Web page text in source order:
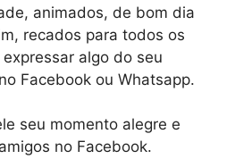
animados, de bom dia
recados para todos os
algo do seu
Facebook ou Whatsapp.
seu momento alegre e
no Facebook.